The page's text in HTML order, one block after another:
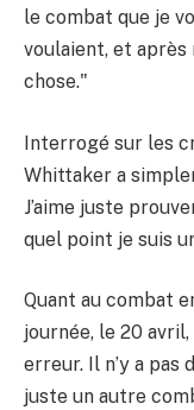
le combat que je
voulaient, et après
chose."
Interrogé sur les
Whittaker a
J’aime juste
quel point je suis
Quant au combat
journée, le 20
erreur. Il n’y a pas
juste un autre